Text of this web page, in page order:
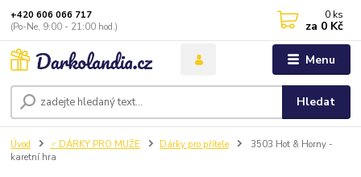
Menu
Hledat
+420 606 066 717
(Po-Ne, 9:00 - 21:00 hod.)
0 ks
za 0 Kč
Úvod ♂️ DÁRKY PRO MUŽE Dárky pro přítele
3503 Hot & Horny -
karetní hra